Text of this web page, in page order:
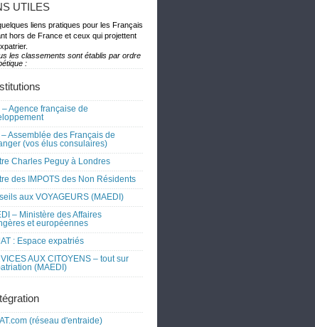
UTILES
liens pratiques pour les Français
hors de France et ceux qui projettent
les classements sont établis par ordre
:
– Agence française de
– Assemblée des Français de
(vos élus consulaires)
Charles Peguy à Londres
des IMPOTS des Non Résidents
aux VOYAGEURS (MAEDI)
– Ministère des Affaires
et européennes
: Espace expatriés
AUX CITOYENS – tout sur
(MAEDI)
(réseau d'entraide)